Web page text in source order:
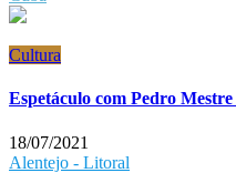
Cultura
Espetáculo com Pedro
18/07/2021
Alentejo - Litoral